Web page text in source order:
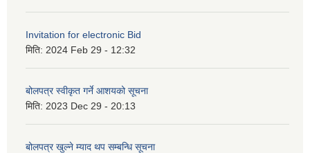
Invitation for electronic Bid
मिति: 2024 Feb 29 - 12:32
बोलपत्र स्वीकृत गर्ने आशयको सूचना
मिति: 2023 Dec 29 - 20:13
बोलपत्र खुल्ने म्याद थप सम्बन्धि सूचना